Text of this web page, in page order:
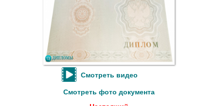
Смотреть видео
Смотреть фото документа